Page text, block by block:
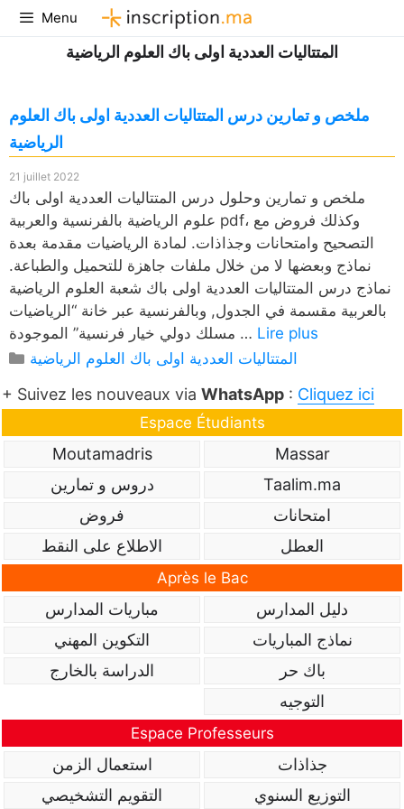
Aller
au
Menu
المتتاليات العددية اولى باك العلوم الرياضية
ملخص و تمارين درس المتتاليات العددية اولى باك العلوم
الرياضية
21 juillet 2022
ملخص و تمارين وحلول درس المتتاليات العددية اولى باك
علوم الرياضية بالفرنسية والعربية pdf، وكذلك فروض مع
التصحيح وامتحانات وجذاذات. لمادة الرياضيات مقدمة بعدة
نماذج وبعضها لا من خلال ملفات جاهزة للتحميل والطباعة.
نماذج درس المتتاليات العددية اولى باك شعبة العلوم الرياضية
بالعربية مقسمة في الجدول, وبالفرنسية عبر خانة “الرياضيات
مسلك دولي خيار فرنسية” الموجودة … Lire plus
Catégories
المتتاليات العددية اولى باك العلوم الرياضية
+ Suivez les nouveaux via WhatsApp : Cliquez ici
Espace Étudiants
Massar
Moutamadris
Taalim.ma
دروس و تمارين
امتحانات
فروض
العطل
الاطلاع على النقط
Après le Bac
دليل المدارس
مباريات المدارس
نماذج المباريات
التكوين المهني
باك حر
الدراسة بالخارج
التوجيه
Espace Professeurs
جذاذات
استعمال الزمن
التوزيع السنوي
التقويم التشخيصي